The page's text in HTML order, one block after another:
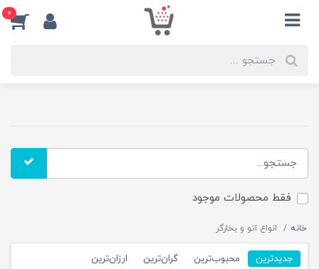
0
فقط محصولات موجود
خانه انواع اتو و بخارگر
جدیدترین محبوب‌ترین گران‌ترین ارزان‌ترین